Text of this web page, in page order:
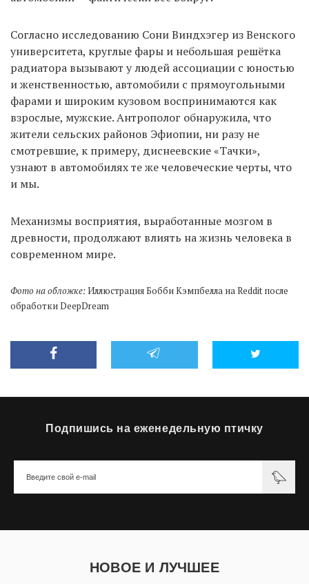
Согласно исследованию Сони Виндхэгер из Венского
университета, круглые фары и небольшая решётка
радиатора вызывают у людей ассоциации с юностью
и женственностью, автомобили с прямоугольными
фарами и широким кузовом воспринимаются как
взрослые, мужские. Антрополог обнаружила, что
жители сельских районов Эфиопии, ни разу не
смотревшие, к примеру, диснеевские «Тачки»,
узнают в автомобилях те же человеческие черты, что
и мы.
Механизмы восприятия, выработанные мозгом в
древности, продолжают влиять на жизнь человека в
современном мире.
Фото на обложке:Иллюстрация Бобби Кэмпбелла на Reddit после
обработки DeepDream
Подпишись на еженедельную птичку
НОВОЕ И ЛУЧШЕЕ